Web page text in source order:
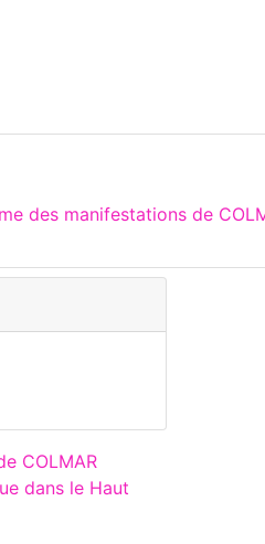
des manifestations de
COLMAR
dans le Haut